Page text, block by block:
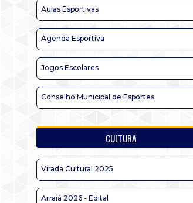
Aulas Esportivas
Agenda Esportiva
Jogos Escolares
Conselho Municipal de Esportes
CULTURA
Virada Cultural 2025
Arraiá 2026 - Edital